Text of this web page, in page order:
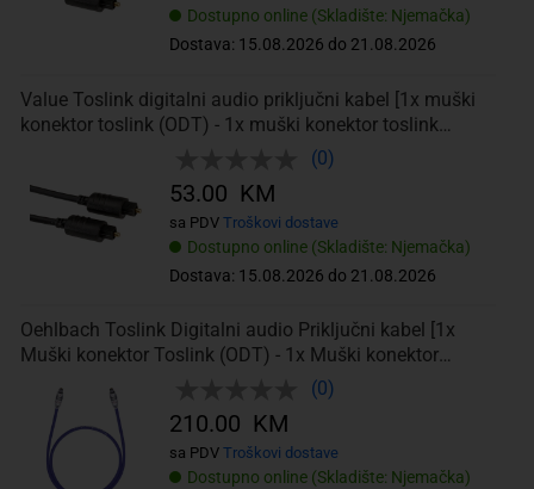
Dostupno online (Skladište: Njemačka)
Dostava: 15.08.2026 do 21.08.2026
Value Toslink digitalni audio priključni kabel [1x muški
konektor toslink (ODT) - 1x muški konektor toslink
(0)
Dostupno online (Skladište: Njemačka)
Dostava: 15.08.2026 do 21.08.2026
53.00 KM
sa PDV Troškovi dostave
Oehlbach Toslink Digitalni audio Priključni kabel [1x
Muški konektor Toslink (ODT) - 1x Muški konektor
(0)
Dostupno online (Skladište: Njemačka)
210.00 KM
sa PDV Troškovi dostave